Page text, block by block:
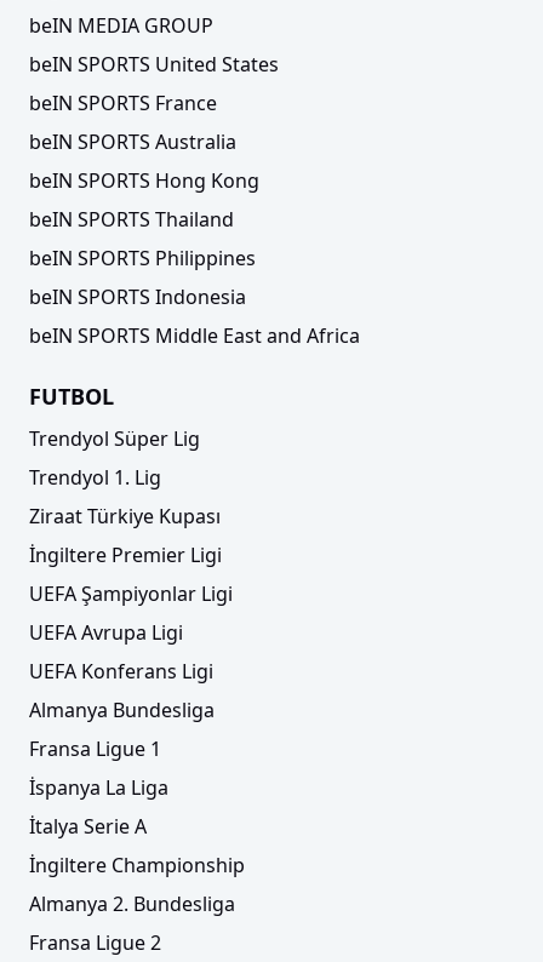
beIN MEDIA GROUP
beIN SPORTS United States
beIN SPORTS France
beIN SPORTS Australia
beIN SPORTS Hong Kong
beIN SPORTS Thailand
beIN SPORTS Philippines
beIN SPORTS Indonesia
beIN SPORTS Middle East and Africa
FUTBOL
Trendyol Süper Lig
Trendyol 1. Lig
Ziraat Türkiye Kupası
İngiltere Premier Ligi
UEFA Şampiyonlar Ligi
UEFA Avrupa Ligi
UEFA Konferans Ligi
Almanya Bundesliga
Fransa Ligue 1
İspanya La Liga
İtalya Serie A
İngiltere Championship
Almanya 2. Bundesliga
Fransa Ligue 2